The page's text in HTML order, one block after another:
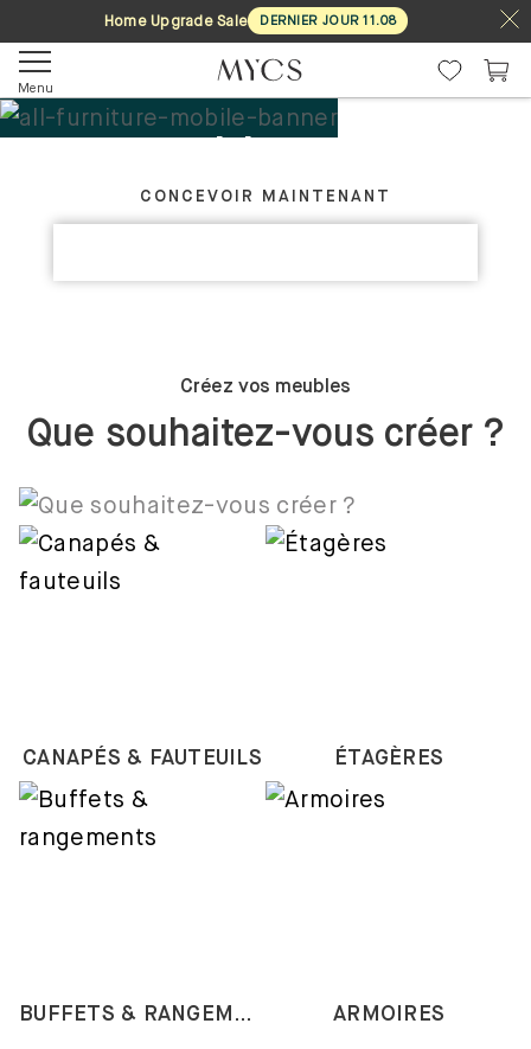
Home Upgrade Sale DERNIER JOUR 11.08
Menu
Tes meubles. Ton
design.CONCEVOIR MAINTENANT
Créez vos meubles
Que souhaitez-vous créer ?
CANAPÉS & FAUTEUILS ÉTAGÈRES
BUFFETS & RANGEMENTS ARMOIRES